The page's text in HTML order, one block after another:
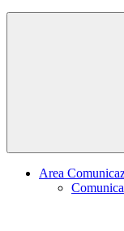
Area